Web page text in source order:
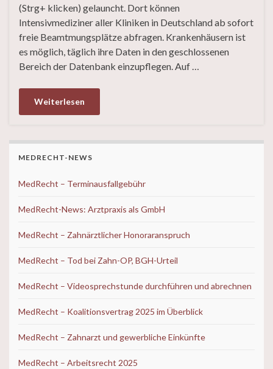
(Strg+ klicken) gelauncht. Dort können
Intensivmediziner aller Kliniken in Deutschland ab sofort
freie Beamtmungsplätze abfragen. Krankenhäusern ist
es möglich, täglich ihre Daten in den geschlossenen
Bereich der Datenbank einzupflegen. Auf …
Weiterlesen
MEDRECHT-NEWS
MedRecht – Terminausfallgebühr
MedRecht-News: Arztpraxis als GmbH
MedRecht – Zahnärztlicher Honoraranspruch
MedRecht – Tod bei Zahn-OP, BGH-Urteil
MedRecht – Videosprechstunde durchführen und abrechnen
MedRecht – Koalitionsvertrag 2025 im Überblick
MedRecht – Zahnarzt und gewerbliche Einkünfte
MedRecht – Arbeitsrecht 2025